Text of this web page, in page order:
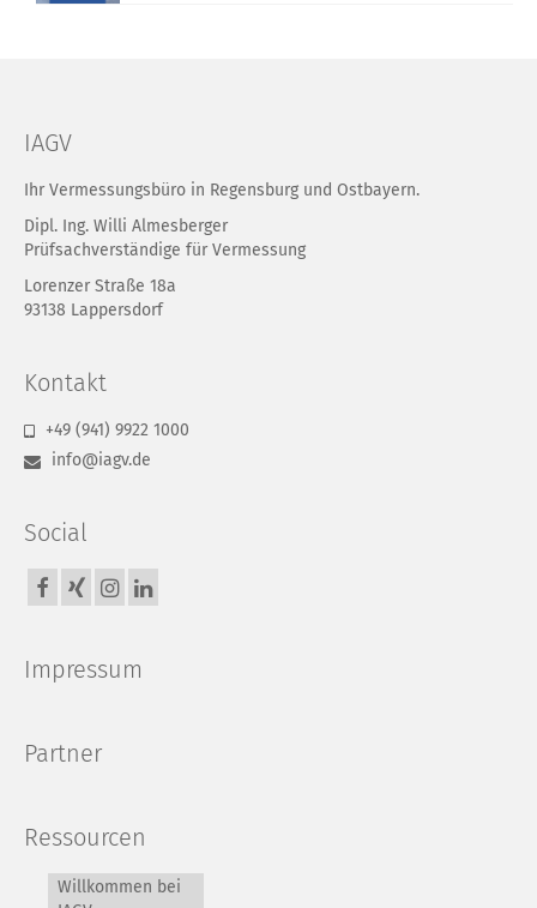
IAGV
Ihr Vermessungsbüro in Regensburg und Ostbayern.
Dipl. Ing. Willi Almesberger
Prüfsachverständige für Vermessung
Lorenzer Straße 18a
93138 Lappersdorf
Kontakt
+49 (941) 9922 1000
info@iagv.de
Social
Impressum
Partner
Ressourcen
Willkommen bei